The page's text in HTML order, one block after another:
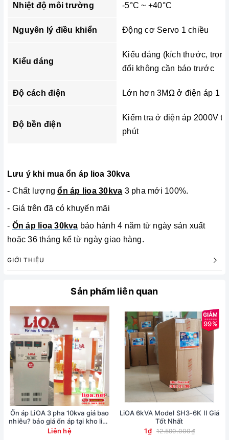
Nhiệt độ môi trường -5°C ~ +40°C
Nguyên lý điều khiển Động cơ Servo 1 chiều
Kiểu dáng
Kiểu dáng (kích thước,
đổi không cần báo trước
Độ cách điện Lớn hơn 3MΩ ở điện áp 1
Độ bền điện
Kiểm tra ở điện áp 2000V
phút
Lưu ý khi mua ổn áp lioa 30kva
- Chất lượngổn áp lioa 30kva 3 pha mới 100%.
- Giá trên đã có khuyến mãi
- Ổn áp lioa 30kva bảo hành 4 năm từ ngày sản xuất
hoặc 36 tháng kể từ ngày giao hàng.
GIỚI THIỆU
Sản phẩm liên quan
Ổn áp LiOA 3 pha 10kva giá bao
nhiêu? báo giá ổn áp tại kho lioa
Nhật Linh
Liên hệ
99%
LiOA 6kVA Model SH3-6K II Giá
Tốt Nhất
1₫
12.590.000₫